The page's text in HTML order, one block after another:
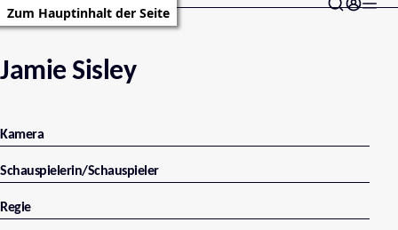
Zum Hauptinhalt der Seite
Jamie Sisley
Kamera
Schauspielerin/Schauspieler
Regie